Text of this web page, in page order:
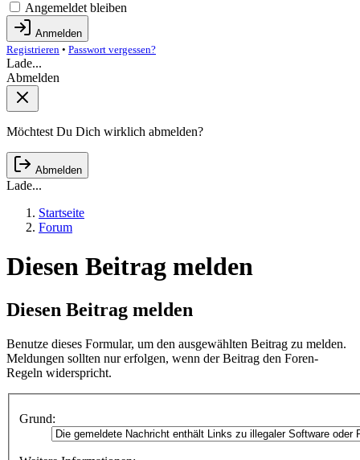
Angemeldet bleiben
Anmelden
Registrieren • Passwort vergessen?
Lade...
Abmelden
Möchtest Du Dich wirklich abmelden?
Abmelden
Lade...
Startseite
Forum
Diesen Beitrag melden
Diesen Beitrag melden
Benutze dieses Formular, um den ausgewählten Beitrag zu melden.
Meldungen sollten nur erfolgen, wenn der Beitrag den Foren-
Regeln widerspricht.
Grund: